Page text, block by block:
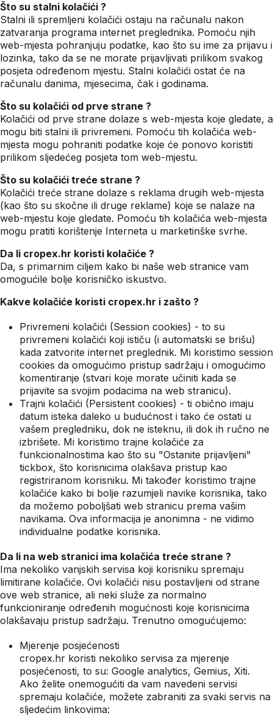
Što su stalni kolačići ?
Stalni ili spremljeni kolačići ostaju na računalu nakon
zatvaranja programa internet preglednika. Pomoću njih
web-mjesta pohranjuju podatke, kao što su ime za prijavu i
lozinka, tako da se ne morate prijavljivati prilikom svakog
posjeta određenom mjestu. Stalni kolačići ostat će na
računalu danima, mjesecima, čak i godinama.
Što su kolačići od prve strane ?
Kolačići od prve strane dolaze s web-mjesta koje gledate, a
mogu biti stalni ili privremeni. Pomoću tih kolačića web-
mjesta mogu pohraniti podatke koje će ponovo koristiti
prilikom sljedećeg posjeta tom web-mjestu.
Što su kolačići treće strane ?
Kolačići treće strane dolaze s reklama drugih web-mjesta
(kao što su skočne ili druge reklame) koje se nalaze na
web-mjestu koje gledate. Pomoću tih kolačića web-mjesta
mogu pratiti korištenje Interneta u marketinške svrhe.
Da li cropex.hr koristi kolačiće ?
Da, s primarnim ciljem kako bi naše web stranice vam
omogućile bolje korisničko iskustvo.
Kakve kolačiće koristi cropex.hr i zašto ?
Privremeni kolačići (Session cookies) - to su
privremeni kolačići koji ističu (i automatski se brišu)
kada zatvorite internet preglednik. Mi koristimo session
cookies da omogućimo pristup sadržaju i omogućimo
komentiranje (stvari koje morate učiniti kada se
prijavite sa svojim podacima na web stranicu).
Trajni kolačići (Persistent cookies) - ti obično imaju
datum isteka daleko u budućnost i tako će ostati u
vašem pregledniku, dok ne isteknu, ili dok ih ručno ne
izbrišete. Mi koristimo trajne kolačiće za
funkcionalnostima kao što su "Ostanite prijavljeni"
tickbox, što korisnicima olakšava pristup kao
registriranom korisniku. Mi također koristimo trajne
kolačiće kako bi bolje razumjeli navike korisnika, tako
da možemo poboljšati web stranicu prema vašim
navikama. Ova informacija je anonimna - ne vidimo
individualne podatke korisnika.
Da li na web stranici ima kolačića treće strane ?
Ima nekoliko vanjskih servisa koji korisniku spremaju
limitirane kolačiće. Ovi kolačići nisu postavljeni od strane
ove web stranice, ali neki služe za normalno
funkcioniranje određenih mogućnosti koje korisnicima
olakšavaju pristup sadržaju. Trenutno omogućujemo:
Mjerenje posjećenosti
cropex.hr koristi nekoliko servisa za mjerenje
posjećenosti, to su: Google analytics, Gemius, Xiti.
Ako želite onemogućiti da vam navedeni servisi
spremaju kolačiće, možete zabraniti za svaki servis na
sljedećim linkovima: